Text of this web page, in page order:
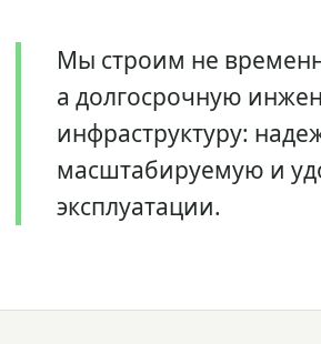
Мы строим не
а долгосрочную
инфраструктуру:
масштабируемую и
эксплуатации.